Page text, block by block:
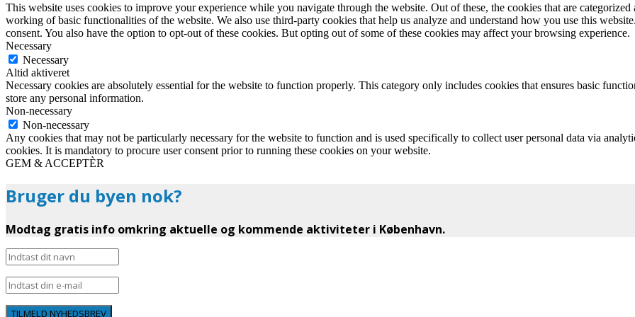
This website uses cookies to improve your experience while you navigate through the website. Out of these, the cookies that are categorized
working of basic functionalities of the website. We also use third-party cookies that help us analyze and understand how you use this
consent. You also have the option to opt-out of these cookies. But opting out of some of these cookies may affect your browsing experience.
Necessary
Necessary
Altid aktiveret
Necessary cookies are absolutely essential for the website to function properly. This category only includes cookies that ensures basic
store any personal information.
Non-necessary
Non-necessary
Any cookies that may not be particularly necessary for the website to function and is used specifically to collect user personal data via
cookies. It is mandatory to procure user consent prior to running these cookies on your website.
GEM & ACCEPTÈR
Bruger du byen nok?
Modtag gratis info omkring aktuelle og kommende aktiviteter i København.
TILMELD NYHEDSBREV